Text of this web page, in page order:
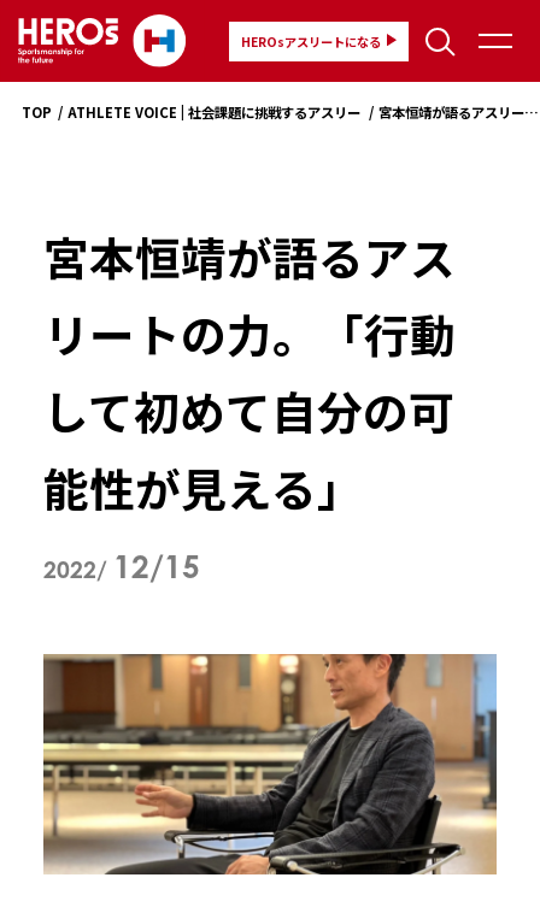
HEROsアスリートになる
TOP ATHLETE VOICE | 社会課題に挑戦するアスリートの想い宮本恒靖が語るアスリートの力。「行動して初めて自分の可能性が見える」
宮本恒靖が語るアス
リートの力。「行動
して初めて自分の可
能性が見える」
2022/ 12/15